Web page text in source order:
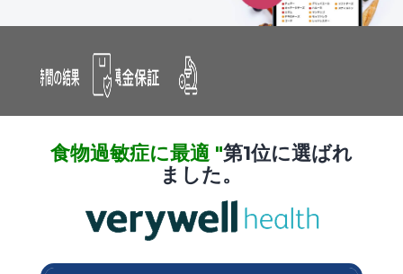
食物過敏症に最適 "第1位に選ばれ
ました。